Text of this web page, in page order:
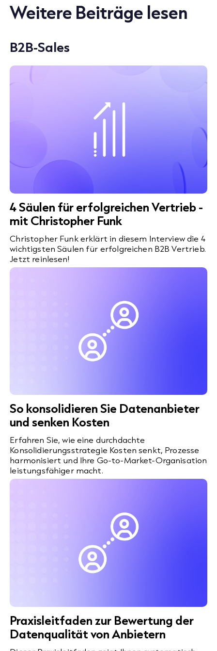
Weitere Beiträge lesen
B2B-Sales
4 Säulen für erfolgreichen Vertrieb -
mit Christopher Funk
Christopher Funk erklärt in diesem Interview die 4
wichtigsten Säulen für erfolgreichen B2B Vertrieb.
Jetzt reinlesen!
So konsolidieren Sie Datenanbieter
und senken Kosten
Erfahren Sie, wie eine durchdachte
Konsolidierungsstrategie Kosten senkt, Prozesse
harmonisiert und Ihre Go-to-Market-Organisation
leistungsfähiger macht.
Praxisleitfaden zur Bewertung der
Datenqualität von Anbietern